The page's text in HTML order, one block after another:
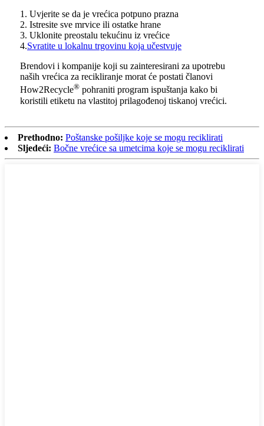
1. Uvjerite se da je vrećica potpuno prazna
2. Istresite sve mrvice ili ostatke hrane
3. Uklonite preostalu tekućinu iz vrećice
4.Svratite u lokalnu trgovinu koja učestvuje
Brendovi i kompanije koji su zainteresirani za upotrebu
naših vrećica za recikliranje morat će postati članovi
How2Recycle® pohraniti program ispuštanja kako bi
koristili etiketu na vlastitoj prilagođenoj tiskanoj vrećici.
Prethodno: Poštanske pošiljke koje se mogu reciklirati
Sljedeći: Bočne vrećice sa umetcima koje se mogu reciklirati